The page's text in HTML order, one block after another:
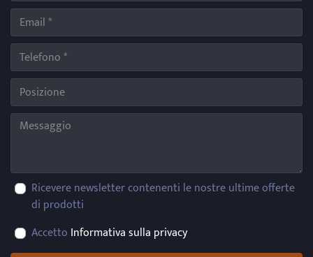
Ricevere newsletter contenenti le nostre ultime offerte
di prodotti
Accetto Informativa sulla privacy